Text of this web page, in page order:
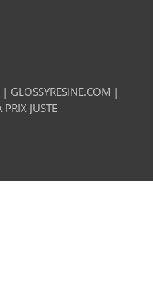
| GLOSSYRESINE.COM |
JUSTE